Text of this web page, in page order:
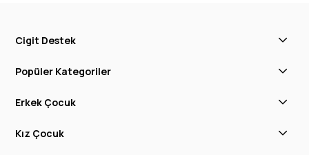
Cigit Destek
Popüler Kategoriler
Erkek Çocuk
Kız Çocuk